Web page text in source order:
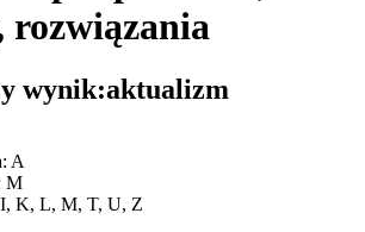
rozwiązania
wynik:aktualizm
A
M
K, L, M, T, U, Z